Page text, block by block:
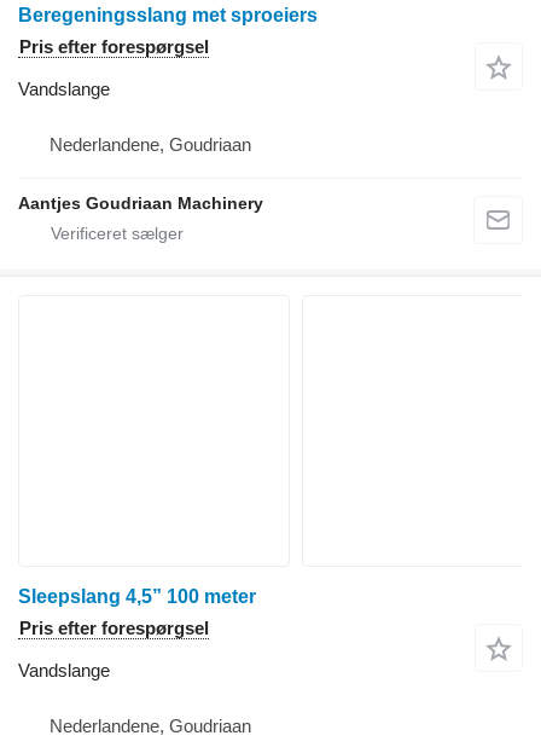
Beregeningsslang met sproeiers
Pris efter forespørgsel
Vandslange
Nederlandene, Goudriaan
Aantjes Goudriaan Machinery
Sleepslang 4,5” 100 meter
Pris efter forespørgsel
Vandslange
Nederlandene, Goudriaan